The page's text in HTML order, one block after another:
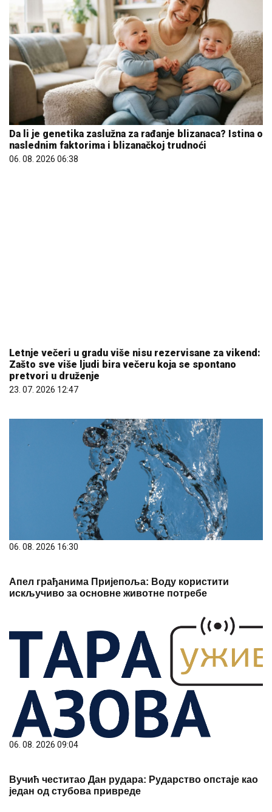
Letnje večeri u gradu više nisu rezervisane za vikend:
Zašto sve više ljudi bira večeru koja se spontano
Апел грађанима Пријепоља: Воду користити
искључиво за основне животне потребе
06. 08. 2026 09:04
један од стубова привреде
06. 08. 2026 17:13
ПОКРЕТАЧ РАЗВОЈА ИСТОЧНЕ СРБИЈЕ